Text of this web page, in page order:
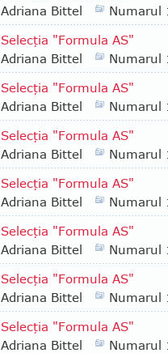
Adriana Bittel
Numarul
Selecţia "Formula AS"
Adriana Bittel
Numarul
Selecţia "Formula AS"
Adriana Bittel
Numarul
Selecţia "Formula AS"
Adriana Bittel
Numarul
Selecţia "Formula AS"
Adriana Bittel
Numarul
Selecţia "Formula AS"
Adriana Bittel
Numarul
Selecţia "Formula AS"
Adriana Bittel
Numarul
Selecţia "Formula AS"
Adriana Bittel
Numarul